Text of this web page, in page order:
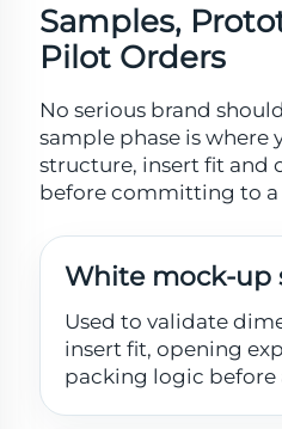
Samples,
Pilot Orders
No serious brand
sample phase is where
structure, insert fit and
before committing to a
White mock-up
Used to validate
insert fit, opening
packing logic